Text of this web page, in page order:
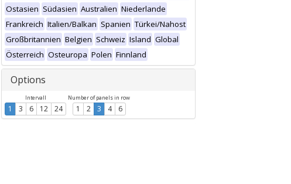
Ostasien Südasien Australien Niederlande
Frankreich Italien/Balkan Spanien Türkei/Nahost
Großbritannien Belgien Schweiz Island Global
Österreich Osteuropa Polen Finnland
Options
Intervall
1 3 6 12 24
Number of panels in row
1 2 3 4 6